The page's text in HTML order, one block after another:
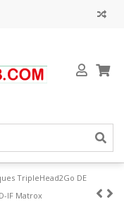
TripleHead2Go DE
IF Matrox